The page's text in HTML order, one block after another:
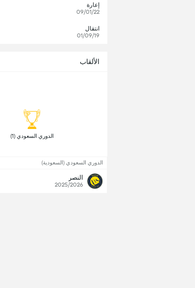
إعارة
09/01/22
انتقال
01/09/19
الألقاب
الدوري السعودي (1)
الدوري السعودي (السعودية)
النصر
2025/2026